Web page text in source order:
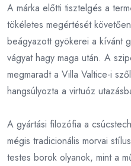
A márka előtti tisztelgés a
tökéletes megértését
beágyazott gyökerei a kívánt
vágyat hagy maga után. A
megmaradt a Villa Valtice-i
hangsúlyozta a virtuóz
A gyártási filozófia a
mégis tradicionális morvai
testes borok olyanok, mint a